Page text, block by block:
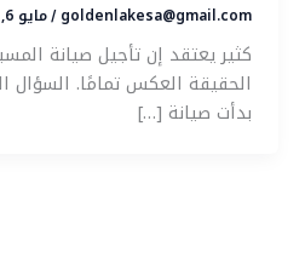
goldenlakesa@gmail.com
/مايو 6, 2026
كثير يعتقد إن تأجيل صيانة
الحقيقة العكس تمامًا.
بدأت صيانة […]